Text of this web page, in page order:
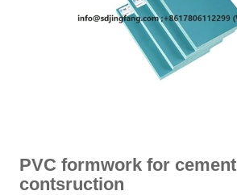
PVC formwork for cement
contsruction